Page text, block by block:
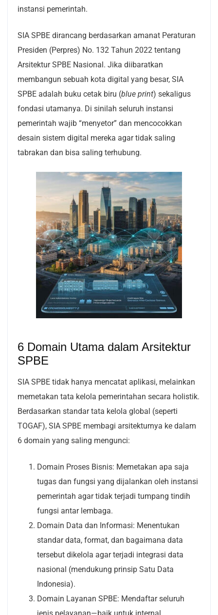
instansi pemerintah.
SIA SPBE dirancang berdasarkan amanat Peraturan
Presiden (Perpres) No. 132 Tahun 2022 tentang
Arsitektur SPBE Nasional. Jika diibaratkan
membangun sebuah kota digital yang besar, SIA
SPBE adalah buku cetak biru (blue print) sekaligus
fondasi utamanya. Di sinilah seluruh instansi
pemerintah wajib “menyetor” dan mencocokkan
desain sistem digital mereka agar tidak saling
tabrakan dan bisa saling terhubung.
6 Domain Utama dalam Arsitektur
SPBE
SIA SPBE tidak hanya mencatat aplikasi, melainkan
memetakan tata kelola pemerintahan secara holistik.
Berdasarkan standar tata kelola global (seperti
TOGAF), SIA SPBE membagi arsitekturnya ke dalam
6 domain yang saling mengunci:
Domain Proses Bisnis: Memetakan apa saja
tugas dan fungsi yang dijalankan oleh instansi
pemerintah agar tidak terjadi tumpang tindih
fungsi antar lembaga.
Domain Data dan Informasi: Menentukan
standar data, format, dan bagaimana data
tersebut dikelola agar terjadi integrasi data
nasional (mendukung prinsip Satu Data
Indonesia).
Domain Layanan SPBE: Mendaftar seluruh